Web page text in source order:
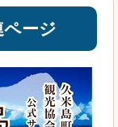
ページ